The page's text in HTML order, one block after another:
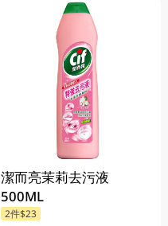
潔而亮茉莉去污液
500ML
2件$23